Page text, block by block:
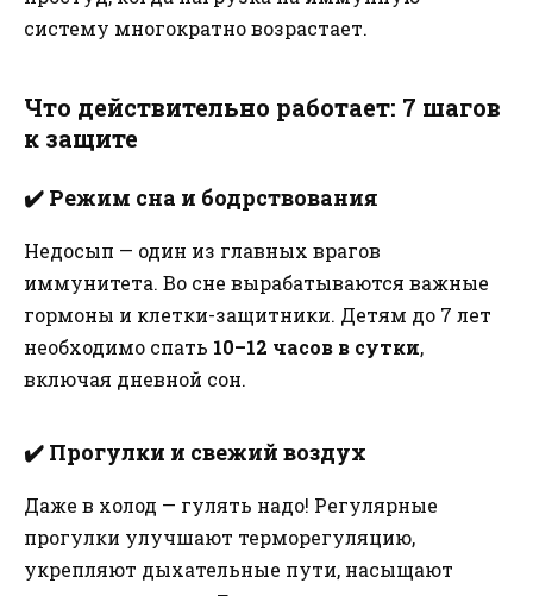
систему многократно возрастает.
Что действительно работает: 7 шагов
к защите
✔️ Режим сна и бодрствования
Недосып — один из главных врагов
иммунитета. Во сне вырабатываются важные
гормоны и клетки-защитники. Детям до 7 лет
необходимо спать 10–12 часов в сутки,
включая дневной сон.
✔️ Прогулки и свежий воздух
Даже в холод — гулять надо! Регулярные
прогулки улучшают терморегуляцию,
укрепляют дыхательные пути, насыщают